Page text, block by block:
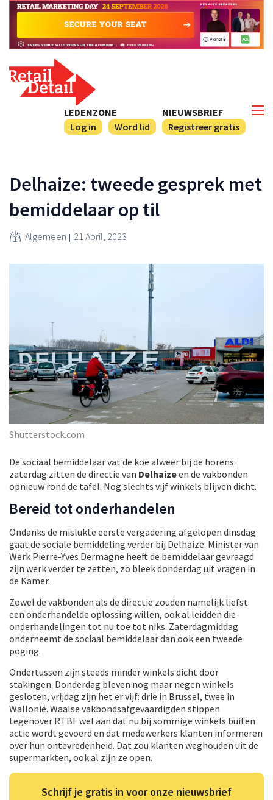
NIEUWSBRIEF
Registreer gratis
LEDENZONE
Log in
Word lid
Delhaize: tweede gesprek met
bemiddelaar op til
Algemeen 21 April, 2023
Shutterstock.com
De sociaal bemiddelaar vat de koe alweer bij de horens:
zaterdag zitten de directie van Delhaizeen de vakbonden
opnieuw rond de tafel. Nog slechts vijf winkels blijven dicht.
Bereid tot onderhandelen
Ondanks de mislukte eerste vergadering afgelopen dinsdag
gaat de sociale bemiddeling verder bij Delhaize. Minister van
Werk Pierre-Yves Dermagne heeft de bemiddelaar gevraagd
zijn werk verder te zetten, zo bleek donderdag uit vragen in
de Kamer.
Zowel de vakbonden als de directie zouden namelijk liefst
een onderhandelde oplossing willen, ook al leidden die
onderhandelingen tot nu toe tot niks. Zaterdagmiddag
onderneemt de sociaal bemiddelaar dan ook een tweede
poging.
Ondertussen zijn steeds minder winkels dicht door
stakingen. Donderdag bleven nog maar negen winkels
gesloten, vrijdag zijn het er vijf: drie in Brussel, twee in
Wallonië. Waalse vakbondsafgevaardigden stippen
tegenover RTBF wel aan dat nu bij sommige winkels buiten
actie wordt gevoerd en dat medewerkers klanten informeren
over hun ontevredenheid. Dat zou klanten weghouden uit de
supermarkten, ook al zijn ze open.
Schrijf je gratis in voor onze nieuwsbrief